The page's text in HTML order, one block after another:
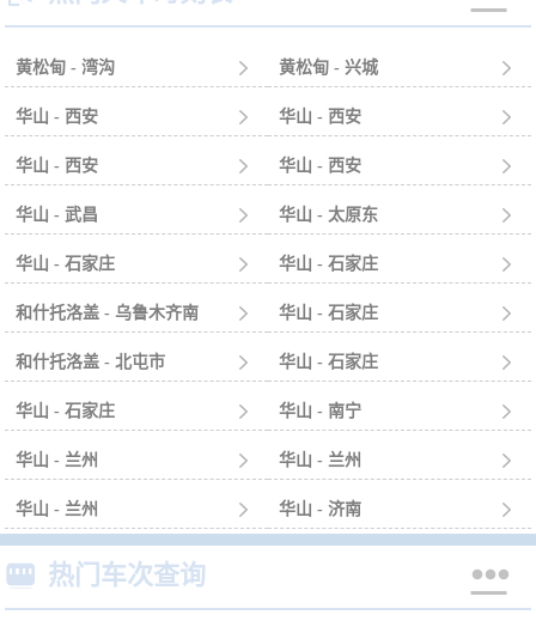
黄松甸 - 湾沟  黄松甸 - 兴城 
华山 - 西安  华山 - 西安 
华山 - 西安  华山 - 西安 
华山 - 武昌  华山 - 太原东 
华山 - 石家庄  华山 - 石家庄 
和什托洛盖 - 乌鲁木齐南  华山 - 石家庄 
和什托洛盖 - 北屯市  华山 - 石家庄 
华山 - 石家庄  华山 - 南宁 
华山 - 兰州  华山 - 兰州 
华山 - 兰州  华山 - 济南 
 热门车次查询 